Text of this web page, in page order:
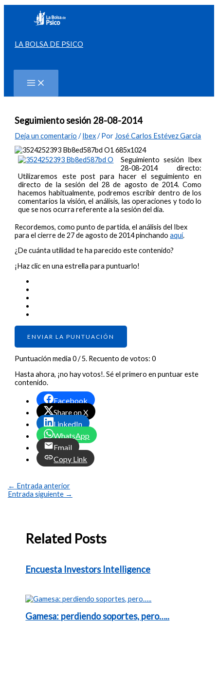
contenido
LA BOLSA DE PSICO
Seguimiento sesión 28-08-2014
Deja un comentario /Ibex/ Por José Carlos Estévez García
Seguimiento sesión Ibex
28-08-2014 directo:
Utilizaremos este post para hacer el seguimiento en
directo de la sesión del 28 de agosto de 2014. Como
hacemos habitualmente, podremos escribir dentro de los
comentarios la visión, el análisis, las operaciones y todo lo
que se nos ocurra referente a la sesión del día.
Recordemos, como punto de partida, el análisis del Ibex
para el cierre de 27 de agosto de 2014 pinchandoaquí.
¿De cuánta utilidad te ha parecido este contenido?
¡Haz clic en una estrella para puntuarlo!
ENVIAR LA PUNTUACIÓN
Puntuación media0/ 5. Recuento de votos:0
Hasta ahora, ¡no hay votos!. Sé el primero en puntuar este
contenido.
Facebook
Share on X
LinkedIn
WhatsApp
Email
Copy Link
← Entrada anterior
Entrada siguiente →
Related Posts
Encuesta Investors Intelligence
Gamesa: perdiendo soportes, pero…..